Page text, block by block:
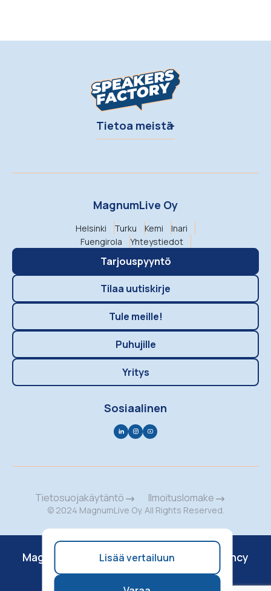
Lisää vertailuun
Tietoa meistä
MagnumLive Oy
Helsinki Turku Kemi
Inari
Fuengirola
Yhteystiedot
Tarjouspyyntö
Tilaa uutiskirje
Tule meille!
Puhujille
Yritys
Sosiaalinen
Tietosuojakäytäntö Ilmoituslomake
© 2024 MagnumLive Oy. All Rights Reserved.
MagnumMusic MagnumEvents
Vibely Agency
Concert Calendar